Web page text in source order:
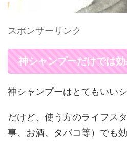
スポンサーリンク
神シャンプーだけでは効
神シャンプーはとてもいい
だけど、使う方のライフス
事、お酒、タバコ等）でも